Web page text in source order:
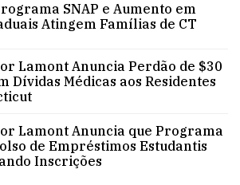
SNAP e Aumento em
Atingem Famílias de CT
Lamont Anuncia Perdão de $30
Dívidas Médicas aos Residentes
Lamont Anuncia que Programa
de Empréstimos Estudantis
Inscrições